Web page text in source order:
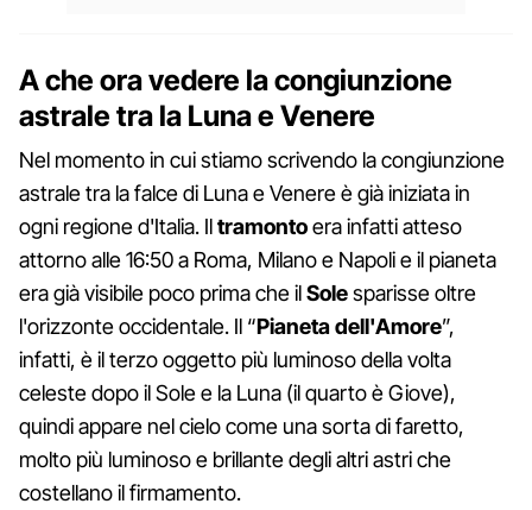
A che ora vedere la congiunzione
astrale tra la Luna e Venere
Nel momento in cui stiamo scrivendo la congiunzione
astrale tra la falce di Luna e Venere è già iniziata in
ogni regione d'Italia. Iltramontoera infatti atteso
attorno alle 16:50 a Roma, Milano e Napoli e il pianeta
era già visibile poco prima che ilSolesparisse oltre
l'orizzonte occidentale. Il “Pianeta dell'Amore”,
infatti, è il terzo oggetto più luminoso della volta
celeste dopo il Sole e la Luna (il quarto è Giove),
quindi appare nel cielo come una sorta di faretto,
molto più luminoso e brillante degli altri astri che
costellano il firmamento.